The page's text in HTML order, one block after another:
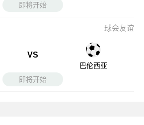
即将开始
球会友谊
VS
巴伦西亚
即将开始